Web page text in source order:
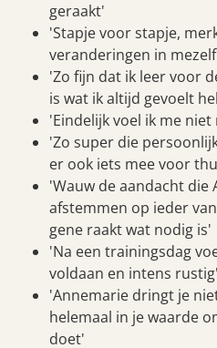
geraakt'
'Stapje voor stapje,
veranderingen in
'Zo fijn dat ik leer voor
is wat ik altijd gevoelt
'Eindelijk voel ik me
'Zo super die
er ook iets mee voor
'Wauw de aandacht die
afstemmen op ieder
gene raakt wat nodig is'
'Na een trainingsdag
voldaan en intens rustig'
'Annemarie dringt je
helemaal in je waarde
doet'